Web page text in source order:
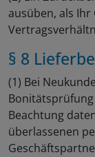
ausüben, als
§ 8
(1) Bei
Beachtung
überlassenen